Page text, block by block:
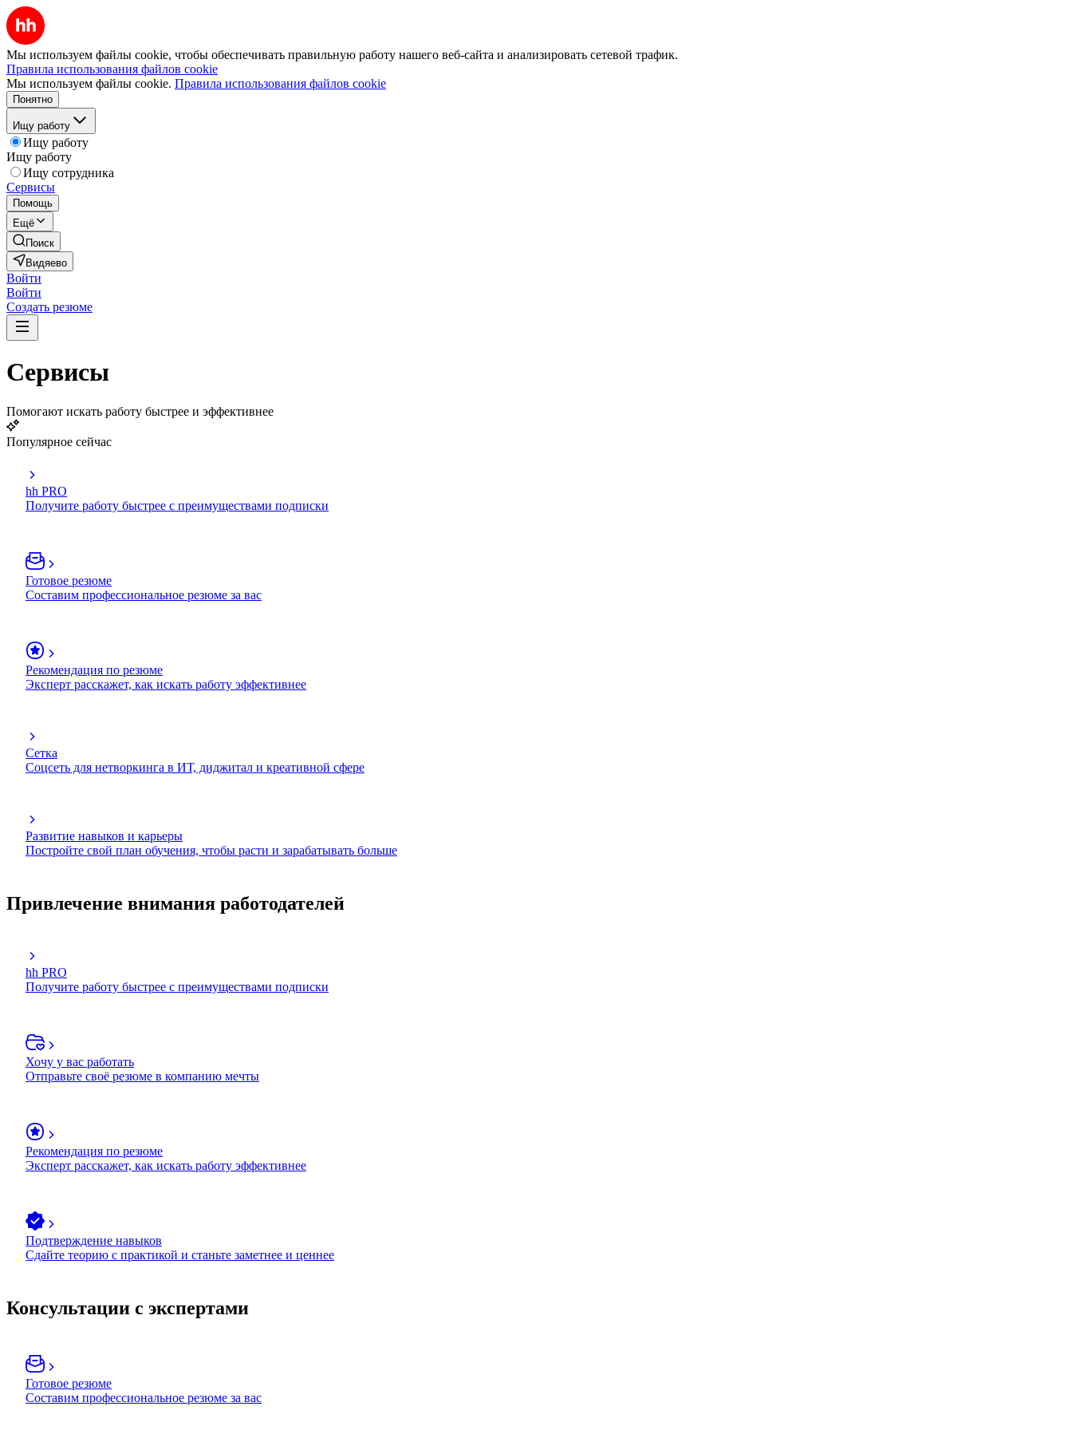
Мы используем файлы cookie, чтобы обеспечивать правильную работу нашего веб-сайта и анализировать сетевой трафик.
Правила использования файлов cookie
Мы используем файлы cookie. Правила использования файлов cookie
Понятно
Ищу работу
Ищу работу
Ищу работу
Ищу сотрудника
Сервисы
Помощь
Ещё
Поиск
Видяево
Войти
Войти
Создать резюме
Сервисы
Помогают искать работу быстрее и эффективнее
Популярное сейчас
hh PRO
Получите работу быстрее с преимуществами подписки
Готовое резюме
Составим профессиональное резюме за вас
Рекомендация по резюме
Эксперт расскажет, как искать работу эффективнее
Сетка
Соцсеть для нетворкинга в ИТ, диджитал и креативной сфере
Развитие навыков и карьеры
Постройте свой план обучения, чтобы расти и зарабатывать больше
Привлечение внимания работодателей
hh PRO
Получите работу быстрее с преимуществами подписки
Хочу у вас работать
Отправьте своё резюме в компанию мечты
Рекомендация по резюме
Эксперт расскажет, как искать работу эффективнее
Подтверждение навыков
Сдайте теорию с практикой и станьте заметнее и ценнее
Консультации с экспертами
Готовое резюме
Составим профессиональное резюме за вас